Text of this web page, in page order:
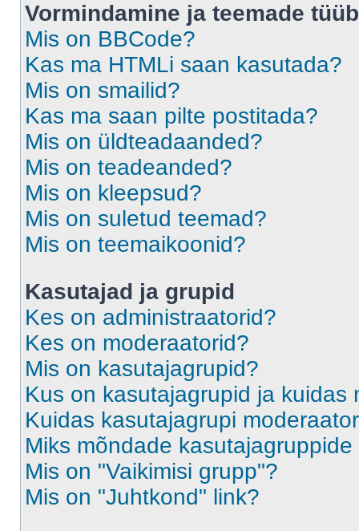
Vormindamine ja teemade
Mis on BBCode?
Kas ma HTMLi saan kasutada?
Mis on smailid?
Kas ma saan pilte postitada?
Mis on üldteadaanded?
Mis on teadeanded?
Mis on kleepsud?
Mis on suletud teemad?
Mis on teemaikoonid?
Kasutajad ja grupid
Kes on administraatorid?
Kes on moderaatorid?
Mis on kasutajagrupid?
Kus on kasutajagrupid ja kuidas
Kuidas kasutajagrupi
Miks mõndade
Mis on "Vaikimisi grupp"?
Mis on "Juhtkond" link?